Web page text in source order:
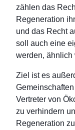
zählen das
Regeneration
und das Recht
soll auch eine
werden, ähnlich
Ziel ist es
Vertreter von
zu verhindern
Regeneration